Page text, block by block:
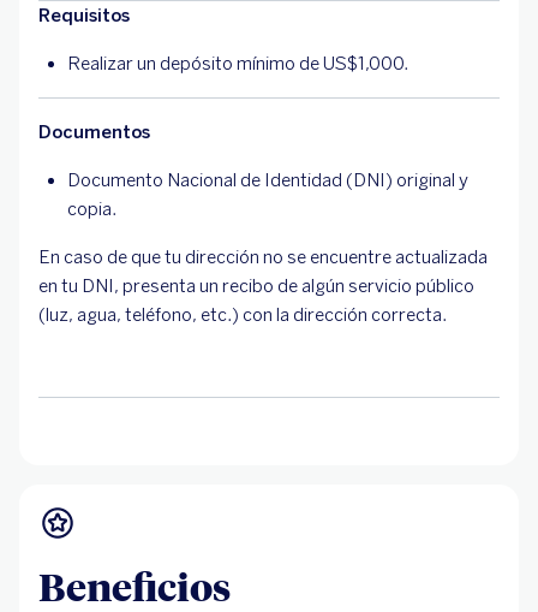
Requisitos
Realizar un depósito mínimo de US$1,000.
Documentos
Documento Nacional de Identidad (DNI) original y
copia.
En caso de que tu dirección no se encuentre actualizada
en tu DNI, presenta un recibo de algún servicio público
(luz, agua, teléfono, etc.) con la dirección correcta.
Beneficios